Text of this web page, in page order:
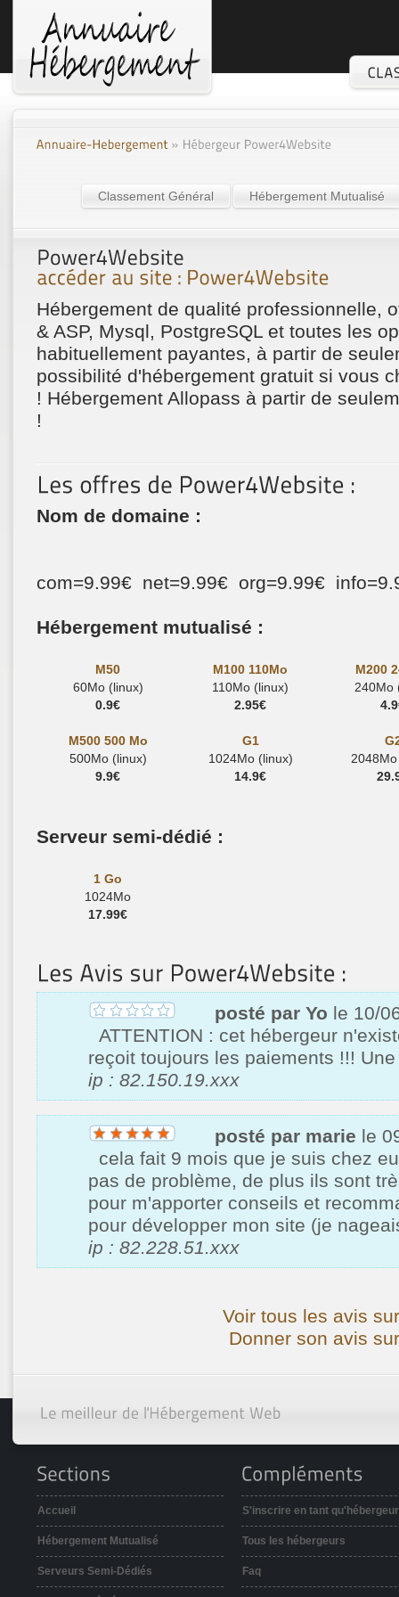
Classement Général Hébergement Mutualisé
Hébergement de qualité professionnelle,
& ASP, Mysql, PostgreSQL et toutes les
habituellement payantes, à partir de
possibilité d'hébergement gratuit si vous
! Hébergement Allopass à partir de
!
Nom de domaine :
com=9.99€ net=9.99€ org=9.99€
Hébergement mutualisé :
M50
60Mo (linux)
0.9€
M100 110Mo
110Mo (linux)
2.95€
M200
240Mo
M500 500 Mo
500Mo (linux)
9.9€
G1
1024Mo (linux)
14.9€
Serveur semi-dédié :
1 Go
1024Mo
17.99€
posté par Yo le 10/
ATTENTION : cet hébergeur
reçoit toujours les paiements !!!
ip : 82.150.19.xxx
posté par marie le
cela fait 9 mois que je suis chez
pas de problème, de plus ils sont
pour m'apporter conseils et
pour développer mon site (je
ip : 82.228.51.xxx
Voir tous les avis
Donner son avis
Accueil
Hébergement Mutualisé
Serveurs Semi-Dédiés
S'inscrire en tant qu'hébergeur
Tous les hébergeurs
Faq